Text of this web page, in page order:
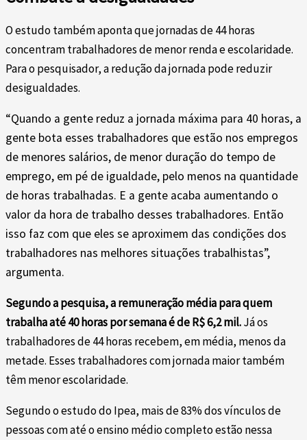
O estudo também aponta que jornadas de 44 horas
concentram trabalhadores de menor renda e escolaridade.
Para o pesquisador, a redução da jornada pode reduzir
desigualdades.
“Quando a gente reduz a jornada máxima para 40 horas, a
gente bota esses trabalhadores que estão nos empregos
de menores salários, de menor duração do tempo de
emprego, em pé de igualdade, pelo menos na quantidade
de horas trabalhadas. E a gente acaba aumentando o
valor da hora de trabalho desses trabalhadores. Então
isso faz com que eles se aproximem das condições dos
trabalhadores nas melhores situações trabalhistas”,
argumenta.
Segundo a pesquisa, a remuneração média para quem
trabalha até 40 horas por semana é de R$ 6,2 mil.Já os
trabalhadores de 44 horas recebem, em média, menos da
metade. Esses trabalhadores com jornada maior também
têm menor escolaridade.
Segundo o estudo do Ipea, mais de 83% dos vínculos de
pessoas com até o ensino médio completo estão nessa